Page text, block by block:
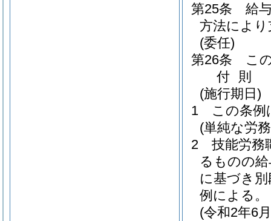
第25条
給
方法によ
(委任)
第26条
こ
付 則
(施行期日)
1
この条例
(単純な労
2
技能労務
るものの
に基づき
例による。
(令和2年6